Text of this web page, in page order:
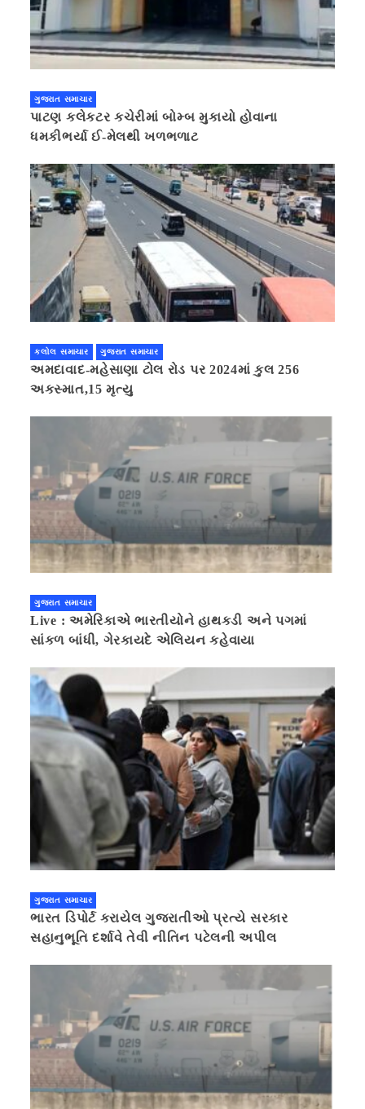
ગુજરાત સમાચાર
પાટણ કલેકટર કચેરીમાં બોમ્બ મુકાયો હોવાના
ધમકીભર્યા ઈ-મેલથી ખળભળાટ
કલોલ સમાચાર ગુજરાત સમાચાર
અમદાવાદ-મહેસાણા ટોલ રોડ પર 2024માં કુલ 256
અકસ્માત,15 મૃત્યુ
ગુજરાત સમાચાર
Live : અમેરિકાએ ભારતીયોને હાથકડી અને પગમાં
સાંકળ બાંધી, ગેરકાયદે એલિયન કહેવાયા
ગુજરાત સમાચાર
ભારત ડિપોર્ટ કરાયેલ ગુજરાતીઓ પ્રત્યે સરકાર
સહાનુભૂતિ દર્શાવે તેવી નીતિન પટેલની અપીલ